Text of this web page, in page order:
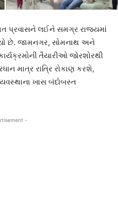
પ્રવાસને લઈને સમગ્ર રાજ્યમાં
છે. જામનગર, સોમનાથ અને
તૈયારીઓ જોરશોરથી
માત્ર રાત્રિ રોકાણ કરશે,
ખાસ બંદોબસ્ત
-